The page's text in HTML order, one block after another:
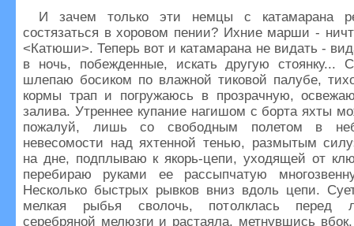
И зачем только эти немцы с катамарана
состязаться в хоровом пении? Ихние марши -
<Катюши>. Теперь вот и катамарана не видать -
в ночь, побежденные, искать другую стоянку...
шлепаю босиком по влажной тиковой палубе,
кормы трап и погружаюсь в прозрачную,
залива. Утреннее купание нагишом с борта яхты
пожалуй, лишь со свободным полетом в
невесомости над яхтенной тенью, размытым
на дне, подплываю к якорь-цепи, уходящей от
перебираю руками ее рассыпчатую
Несколько быстрых рывков вниз вдоль цепи.
мелкая рыбья сволочь, потолклась перед
серебряной мелюзги и растаяла, метнувшись